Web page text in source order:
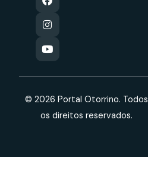
© 2026 Portal Otorrino. Todos
os direitos reservados.